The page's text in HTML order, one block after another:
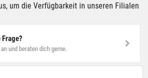
um die Verfügbarkeit in unseren Filialen
Frage?
und beraten dich gerne.